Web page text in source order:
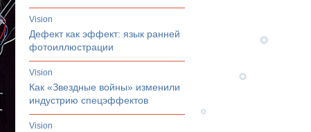
vision
Дефект как эффект: язык ранней
фотоиллюстрации
vision
Как «Звездные войны» изменили
индустрию спецэффектов
vision